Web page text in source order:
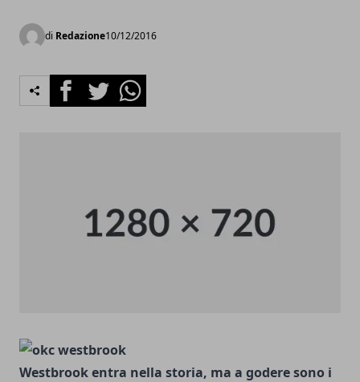
di Redazione10/12/2016
FacebookTwitterWhatsapp
Westbrook entra nella storia, ma a godere sono i